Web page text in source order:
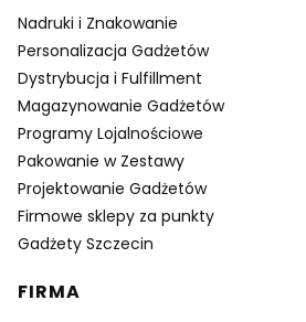
Nadruki i Znakowanie
Personalizacja Gadżetów
Dystrybucja i Fulfillment
Magazynowanie Gadżetów
Programy Lojalnościowe
Pakowanie w Zestawy
Projektowanie Gadżetów
Firmowe sklepy za punkty
Gadżety Szczecin
FIRMA